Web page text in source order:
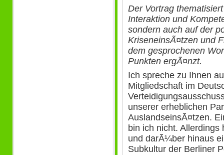
Der Vortrag
Interaktion und
sondern auch auf der
KriseneinsÃ¤tzen und
dem gesprochenen
Punkten ergÃ¤nzt.
Ich spreche zu Ihnen
Mitgliedschaft im
unserer erheblichen
AuslandseinsÃ¤tzen.
bin ich nicht.
und darÃ¼ber hinaus
Subkultur der Berliner